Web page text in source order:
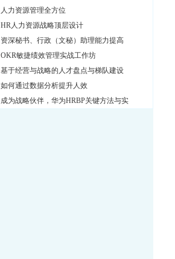
人力资源管理全方位
HR人力资源战略顶层设计
资深秘书、行政（文秘）助理能力提高
OKR敏捷绩效管理实战工作坊
基于经营与战略的人才盘点与梯队建设
如何通过数据分析提升人效
成为战略伙伴，华为HRBP关键方法与实